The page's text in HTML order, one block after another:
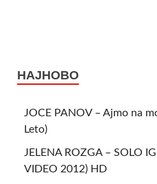
НАЈНОВО
JOCE PANOV – Ajmo na
Leto)
JELENA ROZGA – SOLO
VIDEO 2012) HD